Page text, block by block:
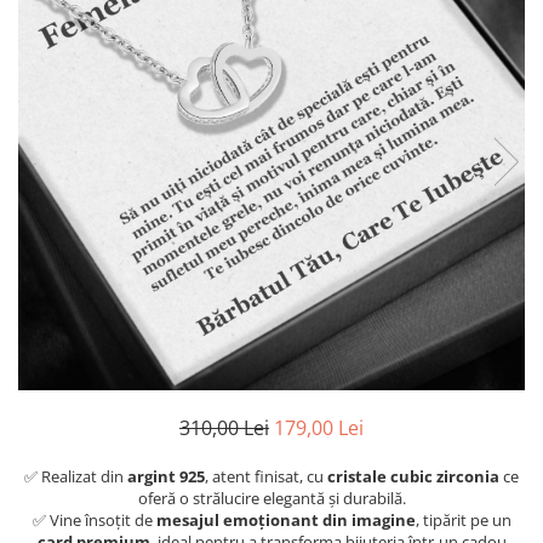
310,00 Lei 179,00 Lei
✅ Realizat din argint 925, atent finisat, cu cristale cubic zirconia ce
oferă o strălucire elegantă și durabilă.
✅ Vine însoțit de mesajul emoționant din imagine, tipărit pe un